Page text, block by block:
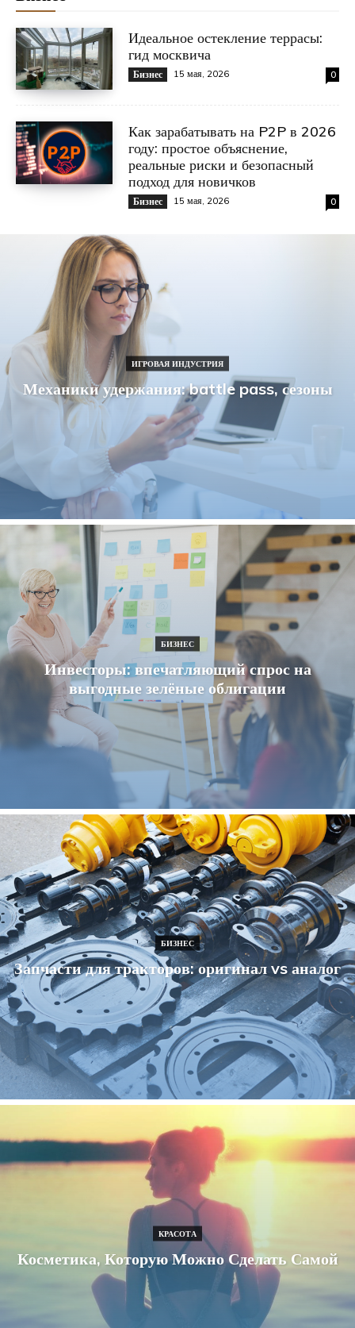
Идеальное остекление террасы:
гид москвича
Бизнес 15 мая, 2026 0
Как зарабатывать на P2P в 2026
году: простое объяснение,
реальные риски и безопасный
подход для новичков
Бизнес 15 мая, 2026 0
ИГРОВАЯ ИНДУСТРИЯ
Механики удержания: battle pass, сезоны
БИЗНЕС
Инвесторы: впечатляющий спрос на
выгодные зелёные облигации
БИЗНЕС
Запчасти для тракторов: оригинал vs аналог
КРАСОТА
Косметика, Которую Можно Сделать Самой